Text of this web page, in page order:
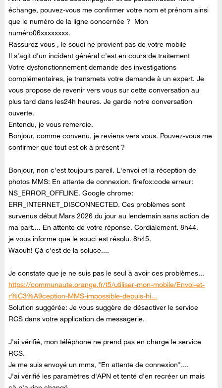
échange, pouvez-vous me confirmer votre nom et prénom ainsi
que le numéro de la ligne concernée ? Mon
numéro06xxxxxxxx.
Rassurez vous , le souci ne provient pas de votre mobile
Il s'agit d'un incident général c'est en cours de traitement
Votre dysfonctionnement demande des investigations
complémentaires, je transmets votre demande à un expert. Je
vous propose de revenir vers vous sur cette conversation au
plus tard dans les24h heures. Je garde notre conversation
ouverte.
Entendu, je vous remercie.
Bonjour, comme convenu, je reviens vers vous. Pouvez-vous me
confirmer que tout est ok à présent ?
Bonjour, non c'est toujours pareil. L'envoi et la réception de
photos MMS: En attente de connexion. firefox:code erreur:
NS_ERROR_OFFLINE. Google chrome:
ERR_INTERNET_DISCONNECTED. Ces problèmes sont
survenus début Mars 2026 du jour au lendemain sans action de
ma part.... En attente de votre réponse. Cordialement. 8h44.
je vous informe que le souci est résolu. 8h45.
Waouh! Çà c'est de la soluce....
Je constate que je ne suis pas le seul à avoir ces problèmes...
https://communaute.orange.fr/t5/utiliser-mon-mobile/Envoi-et-
r%C3%A9ception-MMS-impossible-depuis-hi...
Solution suggérée: Je vous suggère de désactiver le service
RCS dans votre application de messagerie.
J'ai vérifié, mon téléphone ne prend pas en charge le service
RCS.
Je me suis envoyé un mms, "En attente de connexion"....
J'ai vérifié les paramètres d'APN et tenté d'en recréer un mais